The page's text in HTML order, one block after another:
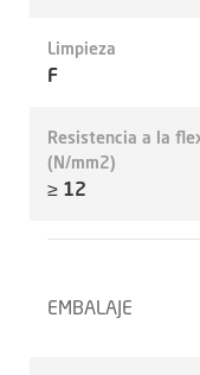
Limpieza
F
Resistencia a la
(N/mm2)
≥ 12
EMBALAJE